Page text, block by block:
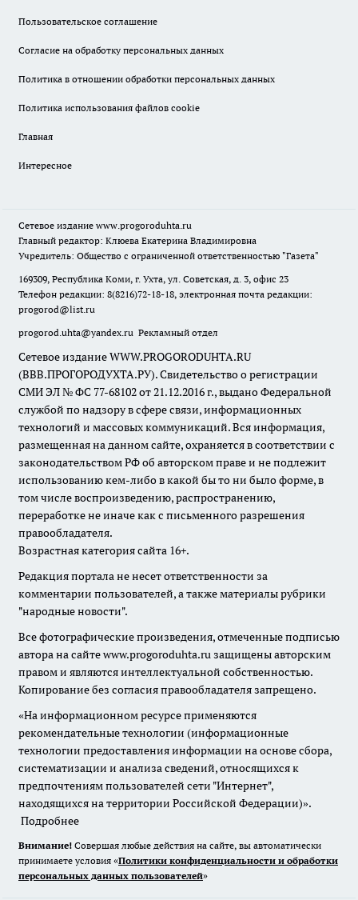
Пользовательское соглашение
Согласие на обработку персональных данных
Политика в отношении обработки персональных данных
Политика использования файлов cookie
Главная
Интересное
Сетевое издание www.progoroduhta.ru
Главный редактор: Клюева Екатерина Владимировна
Учредитель: Общество с ограниченной ответственностью "Газета"
169309, Республика Коми, г. Ухта, ул. Советская, д. 3, офис 23
Телефон редакции: 8(8216)72-18-18, электронная почта редакции:
progorod@list.ru
progorod.uhta@yandex.ru Рекламный отдел
Сетевое издание WWW.PROGORODUHTA.RU
(ВВВ.ПРОГОРОДУХТА.РУ). Свидетельство о регистрации
СМИ ЭЛ № ФС 77-68102 от 21.12.2016 г., выдано Федеральной
службой по надзору в сфере связи, информационных
технологий и массовых коммуникаций. Вся информация,
размещенная на данном сайте, охраняется в соответствии с
законодательством РФ об авторском праве и не подлежит
использованию кем-либо в какой бы то ни было форме, в
том числе воспроизведению, распространению,
переработке не иначе как с письменного разрешения
правообладателя.
Возрастная категория сайта 16+.
Редакция портала не несет ответственности за
комментарии пользователей, а также материалы рубрики
"народные новости".
Все фотографические произведения, отмеченные подписью
автора на сайте www.progoroduhta.ru защищены авторским
правом и являются интеллектуальной собственностью.
Копирование без согласия правообладателя запрещено.
«На информационном ресурсе применяются
рекомендательные технологии (информационные
технологии предоставления информации на основе сбора,
систематизации и анализа сведений, относящихся к
предпочтениям пользователей сети "Интернет",
находящихся на территории Российской Федерации)».
Подробнее
Внимание! Совершая любые действия на сайте, вы автоматически
принимаете условия «Политики конфиденциальности и обработки
персональных данных пользователей»